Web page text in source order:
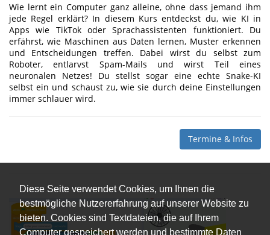
Diese Seite verwendet Cookies, um Ihnen die
bestmögliche Nutzererfahrung auf unserer Website zu
bieten. Cookies sind Textdateien, die auf Ihrem
Computer gespeichert werden und bestimmte Daten
Wie lernt ein Computer ganz alleine, ohne dass jemand ihm
jede Regel erklärt? In diesem Kurs entdeckst du, wie KI in
Apps wie TikTok oder Sprachassistenten funktioniert. Du
erfährst, wie Maschinen aus Daten lernen, Muster erkennen
und Entscheidungen treffen. Dabei wirst du selbst zum
Roboter, entlarvst Spam-Mails und wirst Teil eines
neuronalen Netzes! Du stellst sogar eine echte Snake-KI
selbst ein und schaust zu, wie sie durch deine Einstellungen
immer schlauer wird.
Termine & Infos